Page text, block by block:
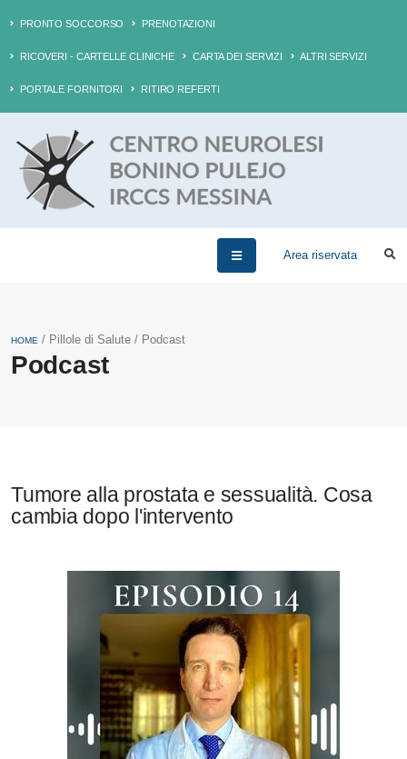
PRONTO SOCCORSO PRENOTAZIONI
RICOVERI - CARTELLE CLINICHE CARTA DEI SERVIZI ALTRI SERVIZI
PORTALE FORNITORI RITIRO REFERTI
Area riservata
Podcast
HOME / Pillole di Salute / Podcast
Tumore alla prostata e sessualità. Cosa
cambia dopo l'intervento